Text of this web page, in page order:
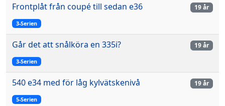
Frontplåt från coupé till sedan e36
3-Serien
19 år
Går det att snålköra en 335i?
3-Serien
19 år
540 e34 med för låg kylvätskenivå
5-Serien
19 år